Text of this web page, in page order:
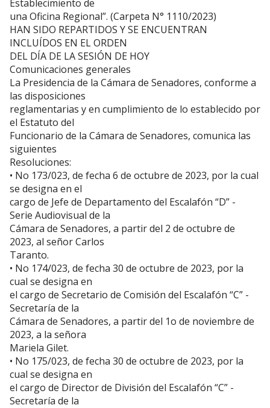
Establecimiento de
una Oficina Regional”. (Carpeta N° 1110/2023)
HAN SIDO REPARTIDOS Y SE ENCUENTRAN
INCLUÍDOS EN EL ORDEN
DEL DÍA DE LA SESIÓN DE HOY
Comunicaciones generales
La Presidencia de la Cámara de Senadores, conforme a
las disposiciones
reglamentarias y en cumplimiento de lo establecido por
el Estatuto del
Funcionario de la Cámara de Senadores, comunica las
siguientes
Resoluciones:
• No 173/023, de fecha 6 de octubre de 2023, por la cual
se designa en el
cargo de Jefe de Departamento del Escalafón “D” -
Serie Audiovisual de la
Cámara de Senadores, a partir del 2 de octubre de
2023, al señor Carlos
Taranto.
• No 174/023, de fecha 30 de octubre de 2023, por la
cual se designa en
el cargo de Secretario de Comisión del Escalafón “C” -
Secretaría de la
Cámara de Senadores, a partir del 1o de noviembre de
2023, a la señora
Mariela Gilet.
• No 175/023, de fecha 30 de octubre de 2023, por la
cual se designa en
el cargo de Director de División del Escalafón “C” -
Secretaría de la